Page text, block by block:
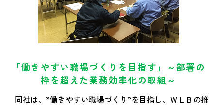
「働きやすい職場づくりを目指す」～部署の
枠を超えた業務効率化の取組～
同社は、”働きやすい職場づくり”を目指し、ＷＬＢの推